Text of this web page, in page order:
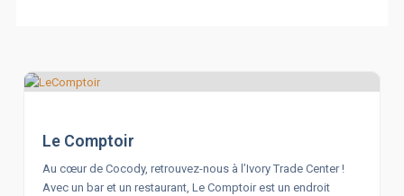
Le Comptoir
Au cœur de Cocody, retrouvez-nous à l’Ivory Trade Center !
Avec un bar et un restaurant, Le Comptoir est un endroit